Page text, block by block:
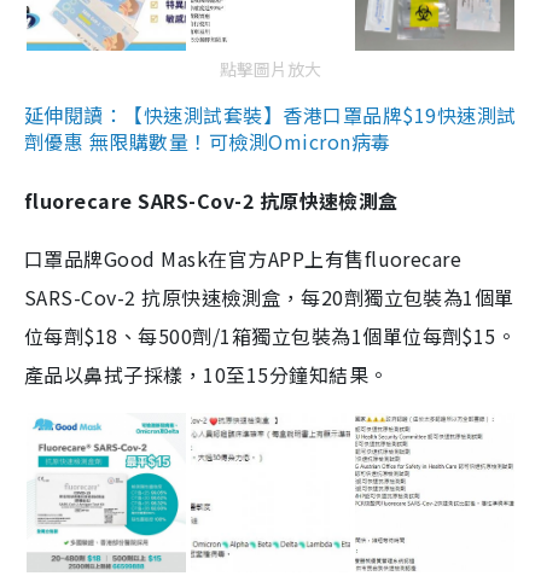
點擊圖片放大
延伸閱讀：【快速測試套裝】香港口罩品牌$19快速測試
劑優惠 無限購數量！可檢測Omicron病毒
fluorecare SARS-Cov-2 抗原快速檢測盒
口罩品牌Good Mask在官方APP上有售fluorecare
SARS-Cov-2 抗原快速檢測盒，每20劑獨立包裝為1個單
位每劑$18、每500劑/1箱獨立包裝為1個單位每劑$15。
產品以鼻拭子採樣，10至15分鐘知結果。